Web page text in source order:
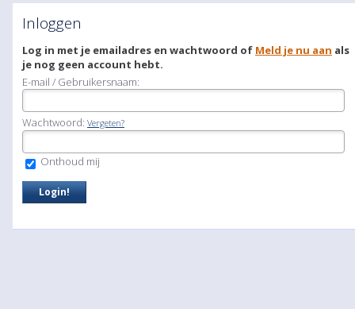
Inloggen
Log in met je emailadres en wachtwoord of Meld je nu aan als
je nog geen account hebt.
E-mail / Gebruikersnaam:
Wachtwoord: Vergeten?
Onthoud mij